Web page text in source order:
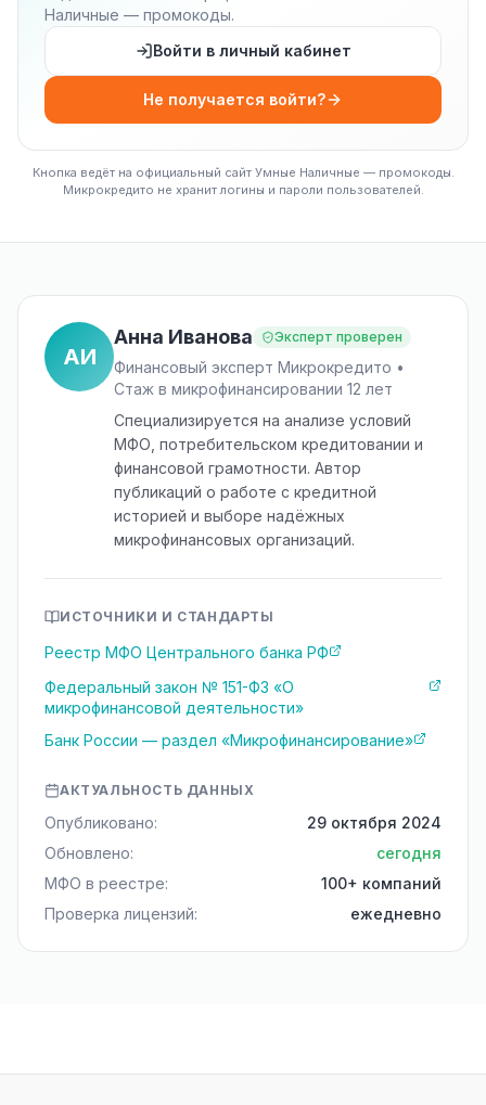
Наличные — промокоды.
Войти в личный кабинет
Не получается войти?
Кнопка ведёт на официальный сайт Умные Наличные — промокоды.
Микрокредито не хранит логины и пароли пользователей.
АИ
Анна Иванова Эксперт проверен
Финансовый эксперт Микрокредито •
Стаж в микрофинансировании 12 лет
Специализируется на анализе условий
МФО, потребительском кредитовании и
финансовой грамотности. Автор
публикаций о работе с кредитной
историей и выборе надёжных
микрофинансовых организаций.
ИСТОЧНИКИ И СТАНДАРТЫ
Реестр МФО Центрального банка РФ
Федеральный закон № 151-ФЗ «О
микрофинансовой деятельности»
Банк России — раздел «Микрофинансирование»
АКТУАЛЬНОСТЬ ДАННЫХ
Опубликовано:
29 октября 2024
Обновлено:
сегодня
МФО в реестре:
100+ компаний
Проверка лицензий:
ежедневно